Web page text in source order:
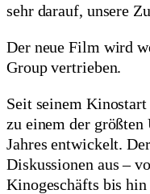
sehr darauf, unsere
Der neue Film wird
Group vertrieben.
Seit seinem
zu einem der größten
Jahres entwickelt.
Diskussionen aus –
Kinogeschäfts bis